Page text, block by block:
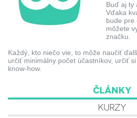
Buď aj ty
Vďaka
bude pre
môžete
značku.
Každý, kto niečo vie, to môže naučiť
určiť minimálny počet účastníkov, určiť
know-how.
ČLÁNKY
KURZY